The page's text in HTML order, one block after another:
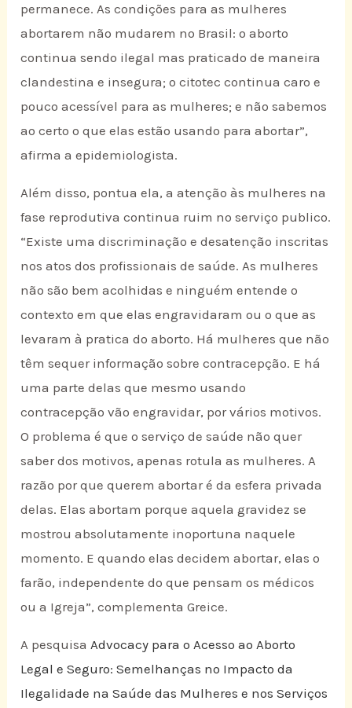
permanece. As condições para as mulheres
abortarem não mudarem no Brasil: o aborto
continua sendo ilegal mas praticado de maneira
clandestina e insegura; o citotec continua caro e
pouco acessível para as mulheres; e não sabemos
ao certo o que elas estão usando para abortar”,
afirma a epidemiologista.
Além disso, pontua ela, a atenção às mulheres na
fase reprodutiva continua ruim no serviço publico.
“Existe uma discriminação e desatenção inscritas
nos atos dos profissionais de saúde. As mulheres
não são bem acolhidas e ninguém entende o
contexto em que elas engravidaram ou o que as
levaram à pratica do aborto. Há mulheres que não
têm sequer informação sobre contracepção. E há
uma parte delas que mesmo usando
contracepção vão engravidar, por vários motivos.
O problema é que o serviço de saúde não quer
saber dos motivos, apenas rotula as mulheres. A
razão por que querem abortar é da esfera privada
delas. Elas abortam porque aquela gravidez se
mostrou absolutamente inoportuna naquele
momento. E quando elas decidem abortar, elas o
farão, independente do que pensam os médicos
ou a Igreja”, complementa Greice.
A pesquisa Advocacy para o Acesso ao Aborto
Legal e Seguro: Semelhanças no Impacto da
Ilegalidade na Saúde das Mulheres e nos Serviços